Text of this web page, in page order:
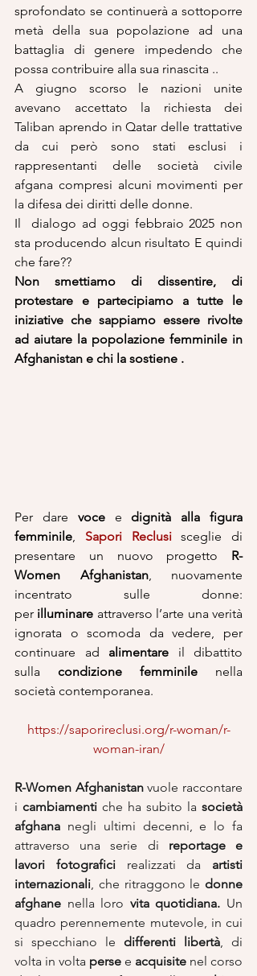
sprofondato se continuerà a sottoporre
metà della sua popolazione ad una
battaglia di genere impedendo che
possa contribuire alla sua rinascita ..
A giugno scorso le nazioni unite
avevano accettato la richiesta dei
Taliban aprendo in Qatar delle trattative
da cui però sono stati esclusi i
rappresentanti delle società civile
afgana compresi alcuni movimenti per
la difesa dei diritti delle donne.
Il  dialogo ad oggi febbraio 2025 non
sta producendo alcun risultato E quindi
che fare??
Non smettiamo di dissentire, di
protestare e partecipiamo a tutte le
iniziative che sappiamo essere rivolte
ad aiutare la popolazione femminile in
Afghanistan e chi la sostiene .
Per dare voce e dignità alla figura
femminile, Sapori Reclusi sceglie di
presentare un nuovo progetto R-
Women Afghanistan, nuovamente
incentrato sulle donne:
per illuminare attraverso l’arte una verità
ignorata o scomoda da vedere, per
continuare ad alimentare il dibattito
sulla condizione femminile nella
società contemporanea.
https://saporireclusi.org/r-woman/r-
woman-iran/
R-Women Afghanistan vuole raccontare
i cambiamenti che ha subito la società
afghana negli ultimi decenni, e lo fa
attraverso una serie di reportage e
lavori fotografici realizzati da artisti
internazionali, che ritraggono le donne
afghane nella loro vita quotidiana. Un
quadro perennemente mutevole, in cui
si specchiano le differenti libertà, di
volta in volta perse e acquisite nel corso